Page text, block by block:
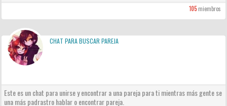
105miembros
CHAT PARA BUSCAR PAREJA
Este es un chat para unirse y encontrar a una pareja para ti mientras más gente se
una más padrastro hablar o encontrar pareja.